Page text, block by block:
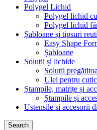
Polygel Lichid
Polygel lichid
Polygel lichid
Șabloane și tipsuri
Easy Shape
Șabloane
Soluții și lichide
Soluții
Ulei pentru
Ștampile, matrițe și
Ștampile și
Ustensile si accesorii
Search